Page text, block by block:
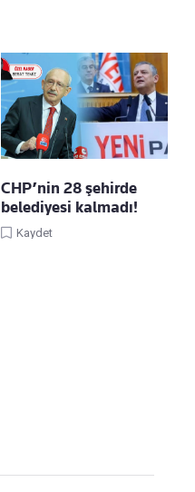
CHP’nin 28 şehirde
belediyesi kalmadı!
Kaydet